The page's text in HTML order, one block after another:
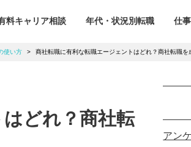
料キャリア相談 年代・状況別転職 仕
使い方 > 商社転職に有利な転職エージェントはどれ？商社転職を
どれ？商社転
アン